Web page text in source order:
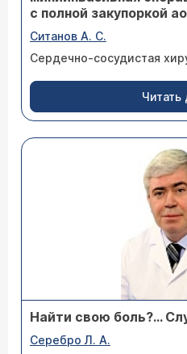
с полной закупоркой
Ситанов А. С.
Сердечно-сосудистая
Читать
Найти свою боль?...
Серебро Л. А.